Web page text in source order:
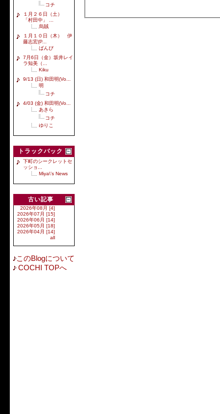
コチ
１月２６日（土）
「村田中」 ...
烏賊
１月１０日（木） 伊
藤志宏(P...
ばんび
7月6日（金）坂井レイ
ラ知美（...
Kiku
9/13 (日) 和田明(Vo...
明
コチ
4/03 (金) 和田明(Vo...
あきら
コチ
ゆりこ
トラックバック
下町のシークレットセ
ッショ...
Miya\'s News
古い記事
2026年08月 [4]
2026年07月 [15]
2026年06月 [14]
2026年05月 [18]
2026年04月 [14]
all
このBlogについて
COCHI TOPへ